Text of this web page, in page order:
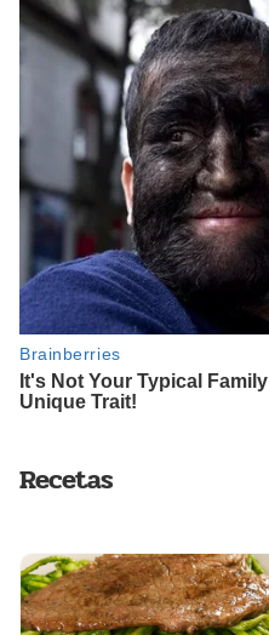
Recetas